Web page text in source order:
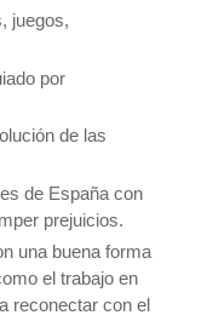
juegos,
por
de las
de España con
prejuicios.
una buena forma
el trabajo en
reconectar con el